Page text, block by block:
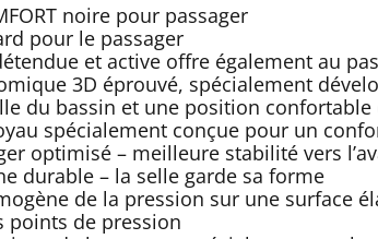
noire pour passager
pour le passager
et active offre également au
3D éprouvé, spécialement
du bassin et une position confortable
spécialement conçue pour un
optimisé – meilleure stabilité vers
durable – la selle garde sa forme
de la pression sur une surface
points de pression